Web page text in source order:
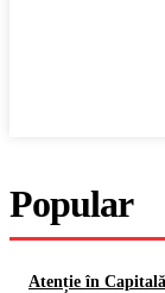
Popular
Atenție în